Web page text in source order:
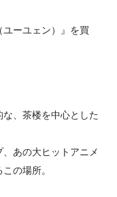
ーユェン）』を買
、茶楼を中心とした
あの大ヒットアニメ
の場所。